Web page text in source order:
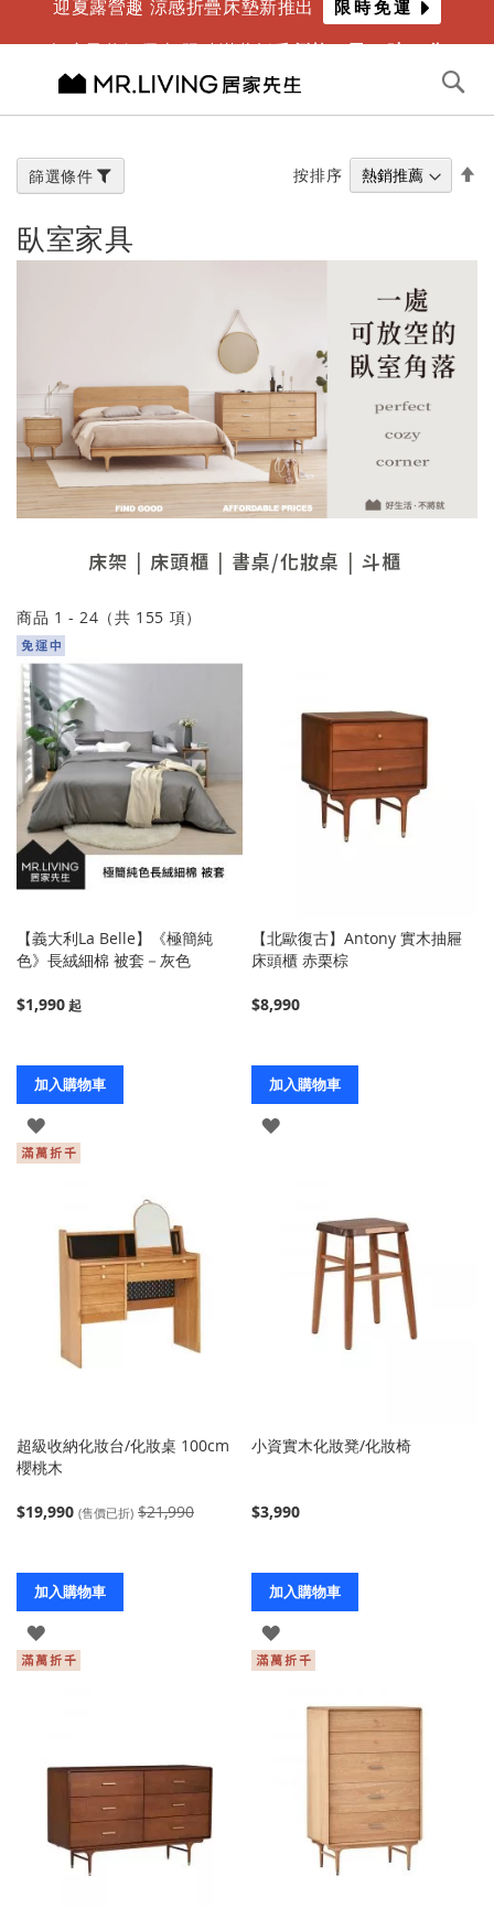
迎夏露營趣 涼感折疊床墊新推出 限時免運
內
容
臥室家具
床架 床頭櫃 書桌/化妝桌 斗櫃
商品 1 -24 （共 155 項）
按排序
方
【義大利La Belle】《極簡純
色》長絨細棉 被套－灰色
$1,990
加入購物車
登
入
【北歐復古】Antony 實木抽屜
床頭櫃 赤栗棕
$8,990
加入購物車
登
超級收納化妝台/化妝桌 100cm
櫻桃木
$19,990 (售價已折) $21,990
加入購物車
登
入
小資實木化妝凳/化妝椅
$3,990
加入購物車
登
入
篩選條件